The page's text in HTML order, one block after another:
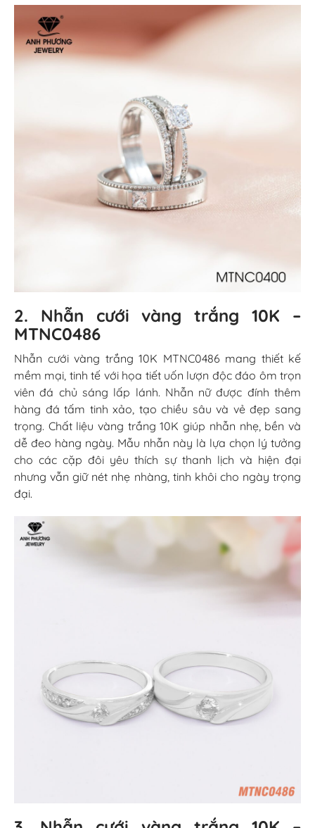
2. Nhẫn cưới vàng trắng 10K –
MTNC0486
Nhẫn cưới vàng trắng 10K MTNC0486 mang thiết kế
mềm mại, tinh tế với họa tiết uốn lượn độc đáo ôm trọn
viên đá chủ sáng lấp lánh. Nhẫn nữ được đính thêm
hàng đá tấm tinh xảo, tạo chiều sâu và vẻ đẹp sang
trọng. Chất liệu vàng trắng 10K giúp nhẫn nhẹ, bền và
dễ đeo hàng ngày. Mẫu nhẫn này là lựa chọn lý tưởng
cho các cặp đôi yêu thích sự thanh lịch và hiện đại
nhưng vẫn giữ nét nhẹ nhàng, tinh khôi cho ngày trọng
đại.